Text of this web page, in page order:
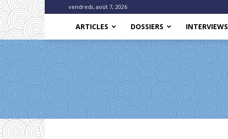
vendredi, août 7, 2026
ARTICLES DOSSIERS INTERVIEWS